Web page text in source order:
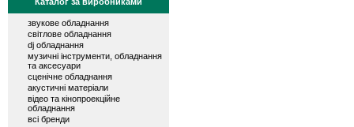
звукове обладнання
світлове обладнання
dj обладнання
музичні інструменти, обладнання
та аксесуари
сценічне обладнання
акустичні матеріали
відео та кінопроекційне
обладнання
всі бренди